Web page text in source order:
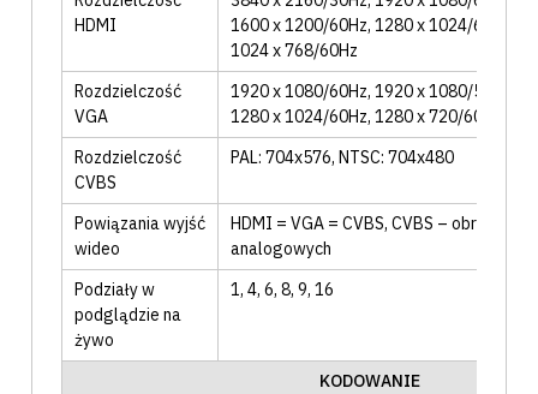
HDMI
1600 x 1200/60Hz, 1280 x 1024/60Hz
1024 x 768/60Hz
Rozdzielczość
VGA
1920 x 1080/60Hz, 1920 x 1080/50Hz
1280 x 1024/60Hz, 1280 x 720/60Hz
Rozdzielczość
CVBS
PAL: 704x576, NTSC: 704x480
Powiązania wyjść
wideo
HDMI = VGA = CVBS, CVBS – obraz
analogowych
Podziały w
podglądzie na
żywo
1, 4, 6, 8, 9, 16
KODOWANIE